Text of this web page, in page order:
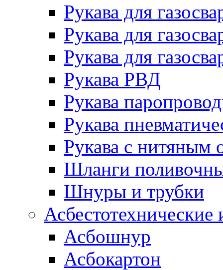
Рукава для
Рукава для
Рукава для
Рукава РВД
Рукава
Рукава
Рукава с нитяным
Шланги
Шнуры и трубки
Асбестотехнические
Асбошнур
Асбокартон